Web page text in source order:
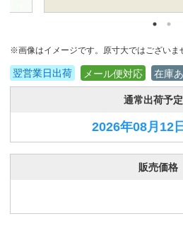
※画像はイメージです。原寸大ではございま
翌営業日出荷 メール便対応 在庫
通常出荷予定
2026年08月12日
販売価格